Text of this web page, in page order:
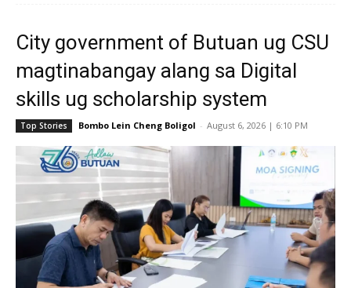
City government of Butuan ug CSU
magtinabangay alang sa Digital
skills ug scholarship system
Top Stories Bombo Lein Cheng Boligol - August 6, 2026 | 6:10 PM